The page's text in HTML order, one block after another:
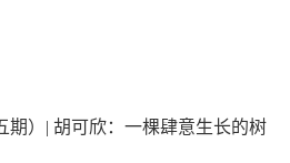
期）| 胡可欣：一棵肆意生长的树